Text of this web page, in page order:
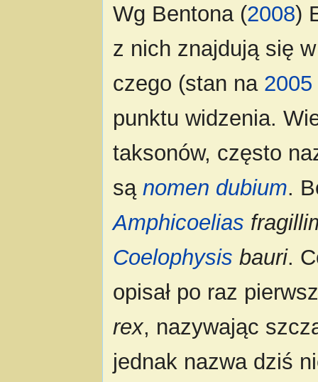
Wg Bentona (2008)
z nich znajdują się
czego (stan na 2005
punktu widzenia.
taksonów, często
sąnomen dubium.
Amphicoelias
Coelophysis bauri.
opisał po raz
rex, nazywając
jednak nazwa dziś